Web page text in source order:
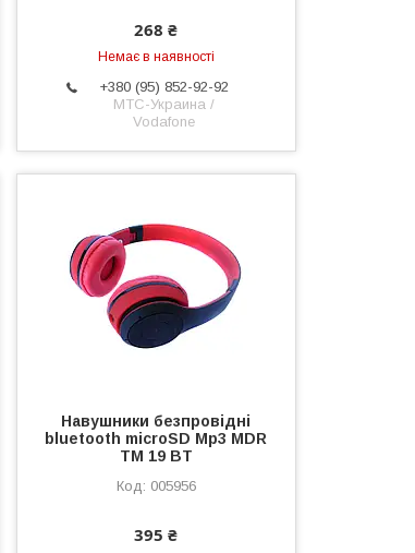
268 ₴
Немає в наявності
+380 (95) 852-92-92
МТС-Украина /
Vodafone
Навушники безпровідні
bluetooth microSD Mp3 MDR
TM 19 BT
005956
395 ₴